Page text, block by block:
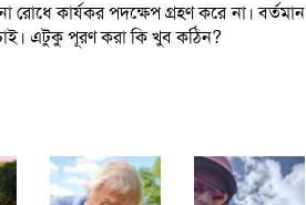
কার্যকর পদক্ষেপ গ্রহণ করে না। বর্তমান
চাই। এটুকু পূরণ করা কি খুব কঠিন?